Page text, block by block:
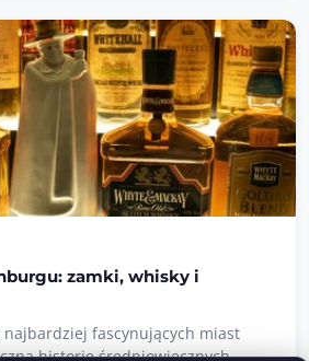
zamki, whisky i
fascynujących miast
historię średniowiecznych